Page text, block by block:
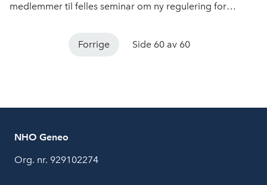
medlemmer til felles seminar om ny regulering for
Ingeborg Hagerup-Jenssen fra Helsedirektoratet var
Forrige Side 60 av 60
NHO Geneo
Org. nr. 929102274